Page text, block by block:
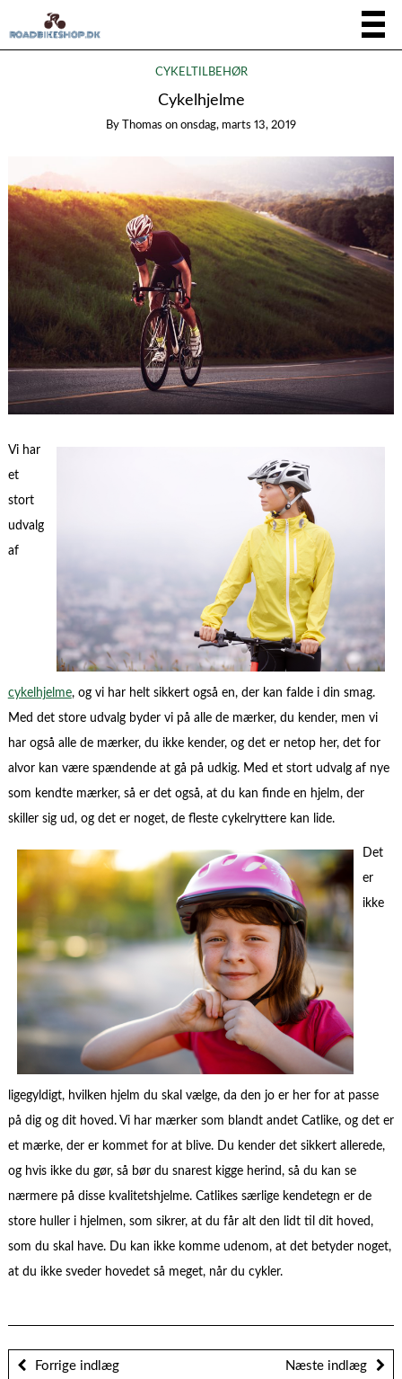
CYKELTILBEHØR
Cykelhjelme
By Thomas on onsdag, marts 13, 2019
Vi har
et
stort
udvalg
af
cykelhjelme, og vi har helt sikkert også en, der kan falde i din smag.
Med det store udvalg byder vi på alle de mærker, du kender, men vi
har også alle de mærker, du ikke kender, og det er netop her, det for
alvor kan være spændende at gå på udkig. Med et stort udvalg af nye
som kendte mærker, så er det også, at du kan finde en hjelm, der
skiller sig ud, og det er noget, de fleste cykelryttere kan lide.
Det
er
ikke
ligegyldigt, hvilken hjelm du skal vælge, da den jo er her for at passe
på dig og dit hoved. Vi har mærker som blandt andet Catlike, og det er
et mærke, der er kommet for at blive. Du kender det sikkert allerede,
og hvis ikke du gør, så bør du snarest kigge herind, så du kan se
nærmere på disse kvalitetshjelme. Catlikes særlige kendetegn er de
store huller i hjelmen, som sikrer, at du får alt den lidt til dit hoved,
som du skal have. Du kan ikke komme udenom, at det betyder noget,
at du ikke sveder hovedet så meget, når du cykler.
Forrige indlæg Næste indlæg